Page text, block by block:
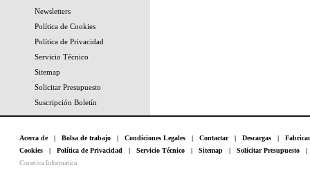
Newsletters
Política de Cookies
Política de Privacidad
Servicio Técnico
Sitemap
Solicitar Presupuesto
Suscripción Boletín
Acerca de| Bolsa de trabajo | Condiciones Legales | Contactar| Descargas |
Cookies | Política de Privacidad | Servicio Técnico | Sitemap | Solicitar Presupuesto
Conetica Informatica